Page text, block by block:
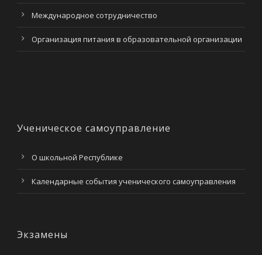
Международное сотрудничество
Организация питания в образовательной организации
Ученическое самоуправление
О школьной Республике
Календарные события ученического самоуправления
Экзамены